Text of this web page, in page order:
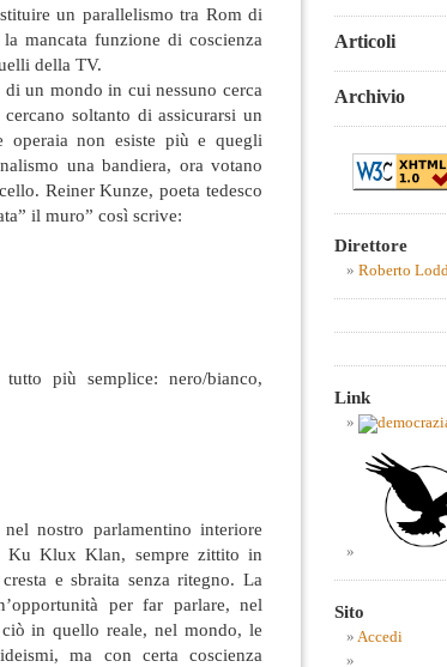
un parallelismo tra Rom di
mancata funzione di coscienza
della TV.
un mondo in cui nessuno cerca
soltanto di assicurarsi un
non esiste più e quegli
una bandiera, ora votano
Reiner Kunze, poeta tedesco
il muro” così scrive:
più semplice: nero/bianco,
nostro parlamentino interiore
Ku Klux Klan, sempre zittito in
e sbraita senza ritegno. La
per far parlare, nel
in quello reale, nel mondo, le
ma con certa coscienza
Articoli
Archivio
Direttore
Roberto
Link
Sito
Accedi